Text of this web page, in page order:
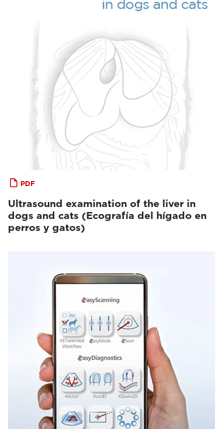
PDF
Ultrasound examination of the liver in
dogs and cats (Ecografía del hígado en
perros y gatos)